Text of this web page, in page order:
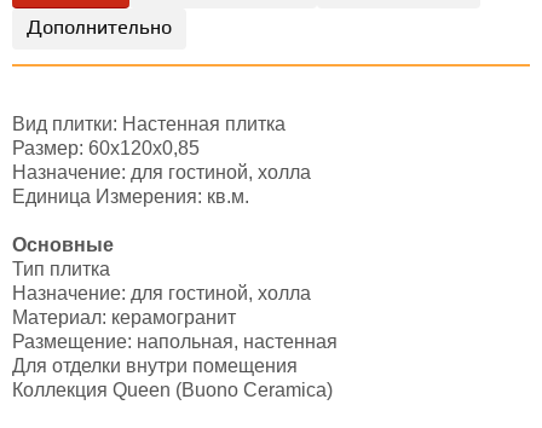
Дополнительно
Вид плитки: Настенная плитка
Размер: 60х120х0,85
Назначение: для гостиной, холла
Единица Измерения: кв.м.
Основные
Тип плитка
Назначение: для гостиной, холла
Материал: керамогранит
Размещение: напольная, настенная
Для отделки внутри помещения
Коллекция Queen (Buono Ceramica)